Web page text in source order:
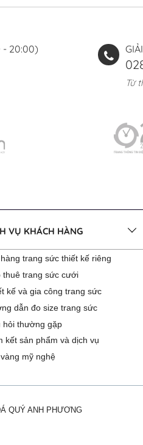
- 20:00)
Từ
VỤ KHÁCH HÀNG
trang sức thiết kế riêng
thuê trang sức cưới
kế và gia công trang sức
dẫn đo size trang sức
hỏi thường gặp
kết sản phẩm và dịch vụ
mỹ nghệ
QUÝ ANH PHƯƠNG